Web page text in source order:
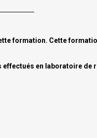
formation. Cette
effectués en laboratoire de